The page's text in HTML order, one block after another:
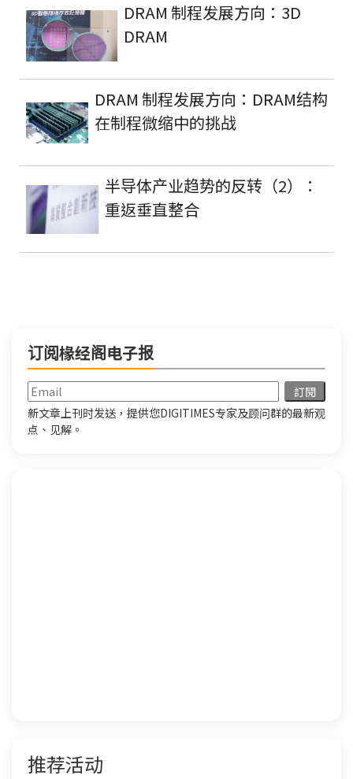
DRAM 制程发展方向：3D
DRAM
DRAM 制程发展方向：DRAM结构
在制程微缩中的挑战
半导体产业趋势的反转（2）：
重返垂直整合
订阅椽经阁电子报
新文章上刊时发送，提供您DIGITIMES专家及顾问群的最新观
点、见解。
推荐活动